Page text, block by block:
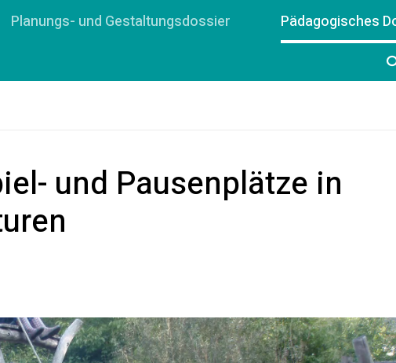
Planungs- und Gestaltungsdossier Pädagogisches
und Pausenplätze in